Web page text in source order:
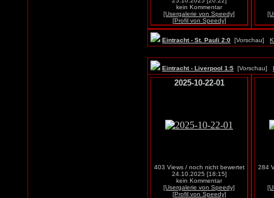
kein Kommentar
[Usergalerie von Speedy]
[Profil von Speedy]
Eintracht - St. Pauli 2:0 [Vorschau]
Eintracht - Liverpool 1:5 [Vorschau]
2025-10-22-01
403 Views / noch nicht bewertet
24.10.2025 [18:15]
kein Kommentar
[Usergalerie von Speedy]
[Profil von Speedy]
284